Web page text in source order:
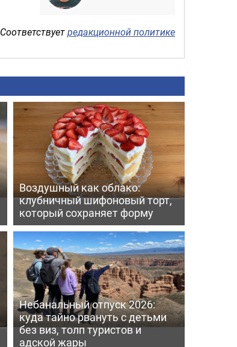
Соответствуетредакционной политике
Воздушный как облако:
клубничный шифоновый торт,
который сохраняет форму
Небанальный отпуск 2026:
куда тайно рвануть с детьми
без виз, толп туристов и
адской жары